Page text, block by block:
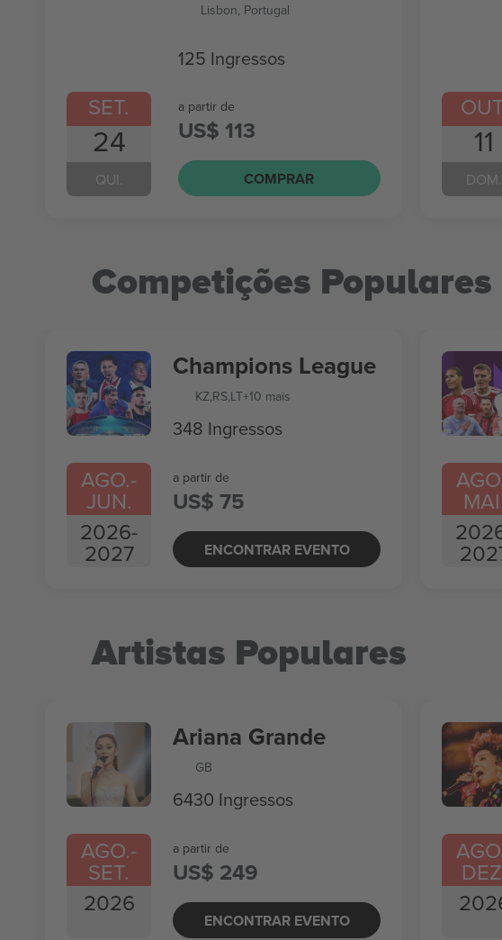
SET.
24
QUI.
Lisbon, Portugal
125 Ingressos
a partir de
US$ 113
COMPRAR
11
DOM.
Competições Populares
AGO.-
JUN.
2026-
2027
Champions League
KZ,RS,LT+10 mais
348 Ingressos
a partir de
US$ 75
ENCONTRAR EVENTO
Artistas Populares
AGO.-
SET.
2026
Ariana Grande
GB
6430 Ingressos
a partir de
US$ 249
ENCONTRAR EVENTO